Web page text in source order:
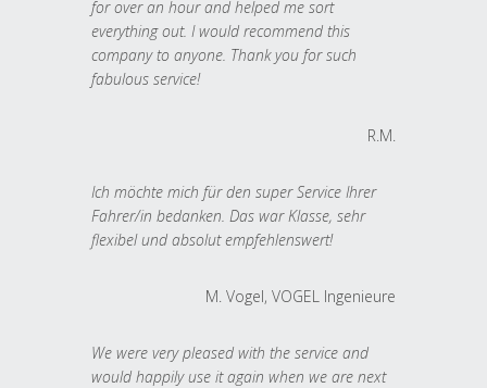
for over an hour and helped me sort
everything out. I would recommend this
company to anyone. Thank you for such
fabulous service!
R.M.
Ich möchte mich für den super Service Ihrer
Fahrer/in bedanken. Das war Klasse, sehr
flexibel und absolut empfehlenswert!
M. Vogel, VOGEL Ingenieure
We were very pleased with the service and
would happily use it again when we are next